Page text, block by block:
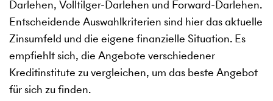
Darlehen, Volltilger-Darlehen und Forward-Darlehen.
Entscheidende Auswahlkriterien sind hier das aktuelle
Zinsumfeld und die eigene finanzielle Situation. Es
empfiehlt sich, die Angebote verschiedener
Kreditinstitute zu vergleichen, um das beste Angebot
für sich zu finden.